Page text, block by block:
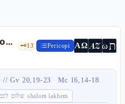
Apparizione agli apostoli 🗝️13 Pericopi ΑΩ AZωת
·//Gv 20,19-23 · Mc 16,14-18
שלום לכם shalom lakhem